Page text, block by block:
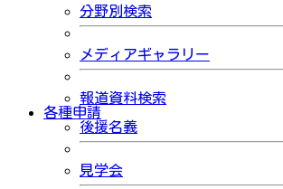
分野別検索
メディアギャラリー
報道資料検索
各種申請
後援名義
見学会